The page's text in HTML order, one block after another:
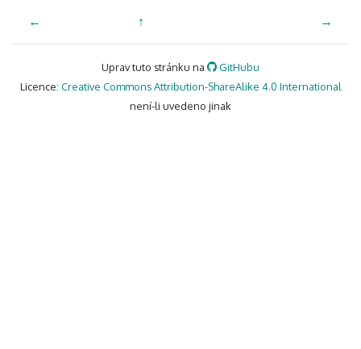
← ↑ →
Uprav tuto stránku na
GitHubu
Licence: Creative Commons Attribution-ShareAlike 4.0 International
není-li uvedeno jinak